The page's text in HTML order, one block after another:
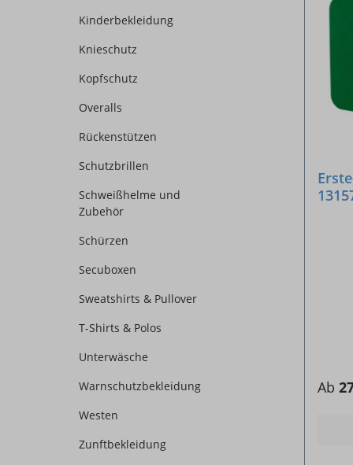
Kinderbekleidung
Knieschutz
Kopfschutz
Overalls
Rückenstützen
Schutzbrillen
Schweißhelme und
Zubehör
Schürzen
Secuboxen
Sweatshirts & Pullover
T-Shirts & Polos
Unterwäsche
Warnschutzbekleidung
Westen
Zunftbekleidung
Ab